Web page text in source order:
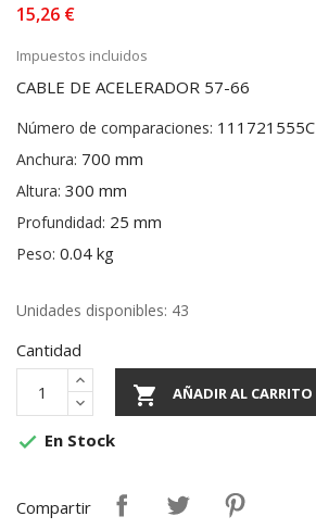
15,26 €
Impuestos incluidos
CABLE DE ACELERADOR 57-66
Número de comparaciones: 111721555C
Anchura: 700 mm
Altura: 300 mm
Profundidad: 25 mm
Peso: 0.04 kg
Unidades disponibles: 43
Cantidad
 AÑADIR AL CARRITO
 En Stock
Compartir